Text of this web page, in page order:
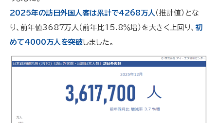
2025年の訪日外国人客は累計で4268万人 （推計値）とな
り、前年値3687万人（前年比15.8％増）を大きく上回り、 初
めて4000万人を突破しました。